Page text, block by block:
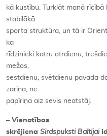
kā kustību. Turklāt manā
stabilākā
sporta struktūra, un tā ir
ka
rīdzinieki katru otrdienu,
mežos,
sestdienu, svētdienu pavada
zariņa, ne
papīriņa aiz sevis neatstāj.
– Vienotības
skrējiena Sirdspuksti Baltijai